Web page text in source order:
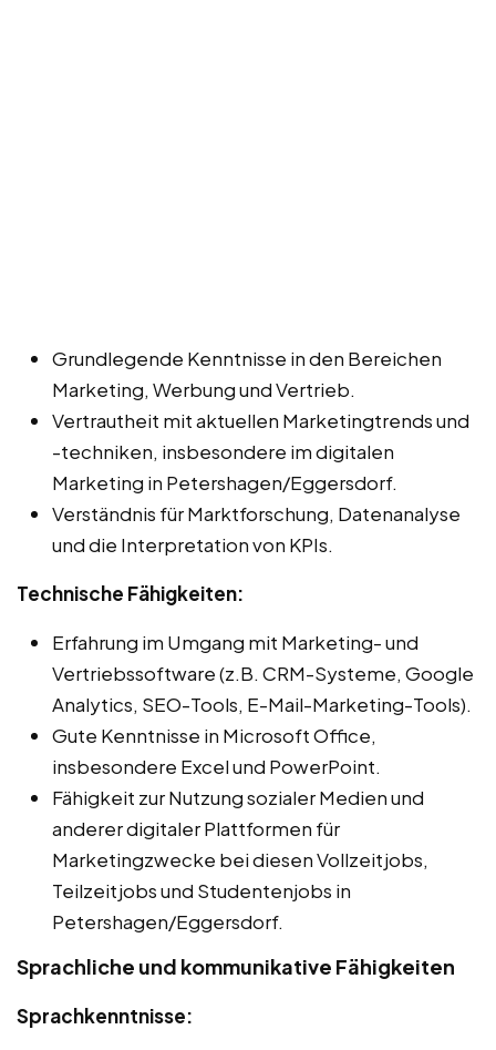
Grundlegende Kenntnisse in den Bereichen
Marketing, Werbung und Vertrieb.
Vertrautheit mit aktuellen Marketingtrends und
-techniken, insbesondere im digitalen
Marketing in Petershagen/Eggersdorf.
Verständnis für Marktforschung, Datenanalyse
und die Interpretation von KPIs.
Technische Fähigkeiten:
Erfahrung im Umgang mit Marketing- und
Vertriebssoftware (z.B. CRM-Systeme, Google
Analytics, SEO-Tools, E-Mail-Marketing-Tools).
Gute Kenntnisse in Microsoft Office,
insbesondere Excel und PowerPoint.
Fähigkeit zur Nutzung sozialer Medien und
anderer digitaler Plattformen für
Marketingzwecke bei diesen Vollzeitjobs,
Teilzeitjobs und Studentenjobs in
Petershagen/Eggersdorf.
Sprachliche und kommunikative Fähigkeiten
Sprachkenntnisse: